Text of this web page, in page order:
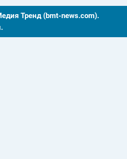
Тренд (bmt-news.com).